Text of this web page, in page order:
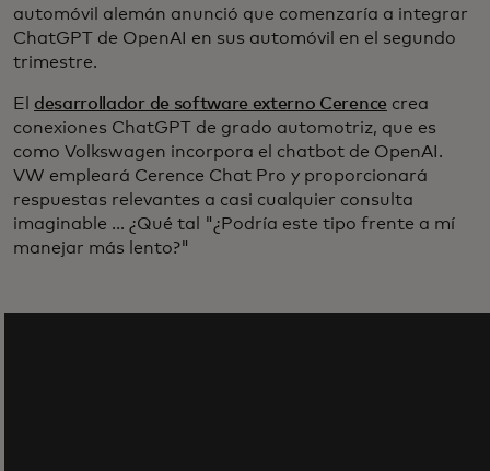
automóvil alemán anunció que comenzaría a integrar
ChatGPT de OpenAI en sus automóvil en el segundo
trimestre.
El desarrollador de software externo Cerence crea
conexiones ChatGPT de grado automotriz, que es
como Volkswagen incorpora el chatbot de OpenAI.
VW empleará Cerence Chat Pro y proporcionará
respuestas relevantes a casi cualquier consulta
imaginable ... ¿Qué tal "¿Podría este tipo frente a mí
manejar más lento?"